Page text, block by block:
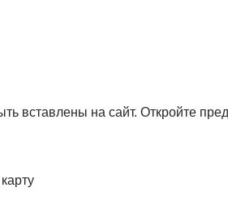
вставлены на сайт. Откройте